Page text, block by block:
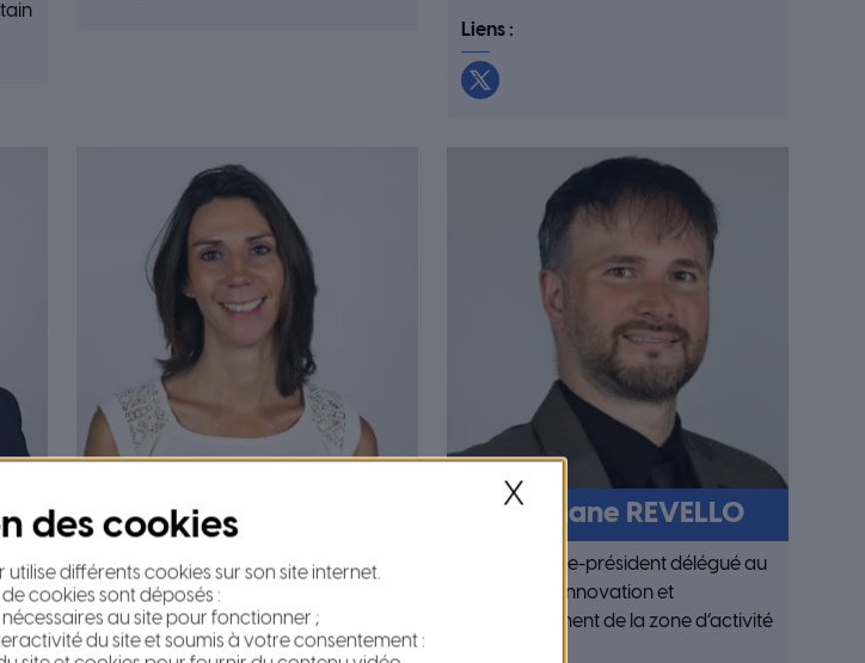
Liens :
Anaïs TOSEL
10ème Vice-présidente déléguée
à l’eau et assainissement
Commission 2 – Foncier et
urbanisme
Stéphane REVELLO
11ème Vice-président délégué au
numérique, innovation et
développement de la zone d’activité
X
utilise différents cookies sur son site internet.
cookies sont déposés :
au site pour fonctionner ;
du site et soumis à votre consentement :